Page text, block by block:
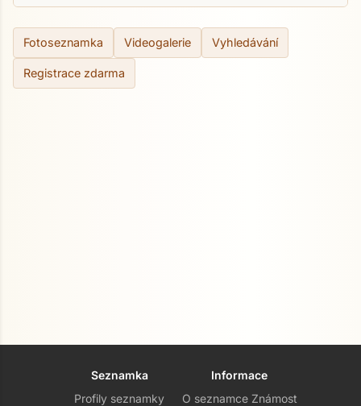
Fotoseznamka Videogalerie Vyhledávání
Registrace zdarma
Seznamka
Profily seznamky
Informace
O seznamce Známost